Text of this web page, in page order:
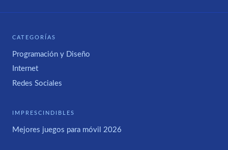
CATEGORÍAS
Programación y Diseño
Internet
Redes Sociales
IMPRESCINDIBLES
Mejores juegos para móvil 2026